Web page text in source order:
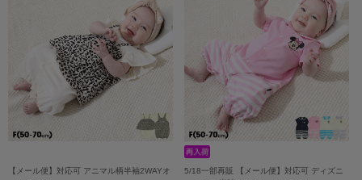
【メール便】対応可 アニマル柄半袖2WAYオ
5/18一部再販 【メール便】対応可 ディズニ